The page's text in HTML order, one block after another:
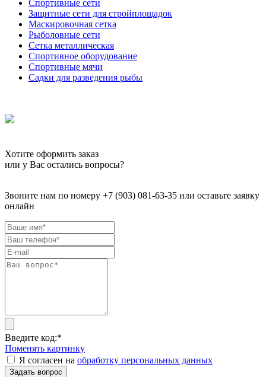
Спортивные сети
Защитные сети для стройплощадок
Маскировочная сетка
Рыболовные сети
Сетка металлическая
Спортивное оборудование
Спортивные мячи
Садки для разведения рыбы
Хотите оформить заказ
или у Вас остались вопросы?
Звоните нам по номеру +7 (903) 081-63-35 или оставьте заявку
онлайн
Введите код:*
Поменять картинку
Я согласен на обработку персональных данных
Задать вопрос